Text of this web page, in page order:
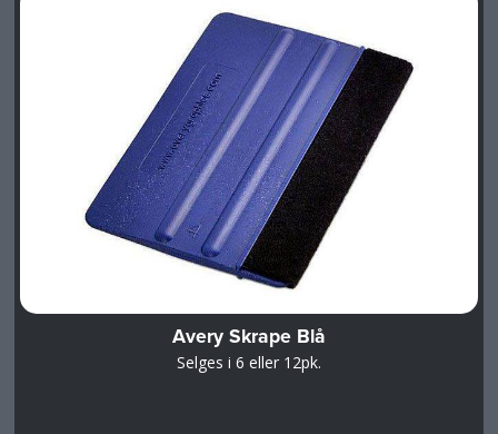
Avery Skrape Blå
Selges i 6 eller 12pk.